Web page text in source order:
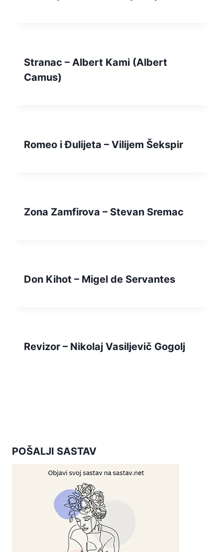
Stranac – Albert Kami (Albert
Camus)
Romeo i Đulijeta – Vilijem Šekspir
Zona Zamfirova – Stevan Sremac
Don Kihot – Migel de Servantes
Revizor – Nikolaj Vasiljevič Gogolj
POŠALJI SASTAV